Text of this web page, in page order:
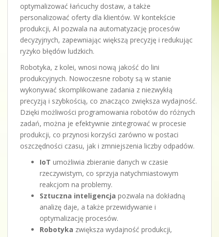
optymalizować łańcuchy dostaw, a także
personalizować oferty dla klientów. W kontekście
produkcji, AI pozwala na automatyzację procesów
decyzyjnych, zapewniając większą precyzję i redukując
ryzyko błędów ludzkich.
Robotyka, z kolei, wnosi nową jakość do lini
produkcyjnych. Nowoczesne roboty są w stanie
wykonywać skomplikowane zadania z niezwykłą
precyzją i szybkością, co znacząco zwiększa wydajność.
Dzięki możliwości programowania robotów do różnych
zadań, można je efektywnie zintegrować w procesie
produkcji, co przynosi korzyści zarówno w postaci
oszczędności czasu, jak i zmniejszenia liczby odpadów.
IoT umożliwia zbieranie danych w czasie
rzeczywistym, co sprzyja natychmiastowym
reakcjom na problemy.
Sztuczna inteligencja pozwala na dokładną
analizę daje, a także przewidywanie i
optymalizację procesów.
Robotyka zwiększa wydajność produkcji,